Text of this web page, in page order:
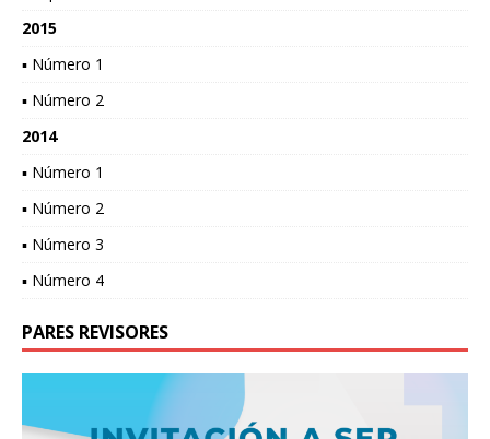
2015
▪ Número 1
▪ Número 2
2014
▪ Número 1
▪ Número 2
▪ Número 3
▪ Número 4
PARES REVISORES